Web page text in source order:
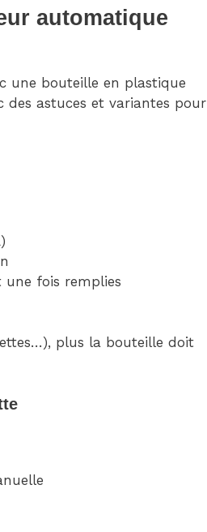
automatique
une bouteille en plastique
des astuces et variantes pour
fois remplies
plus la bouteille doit